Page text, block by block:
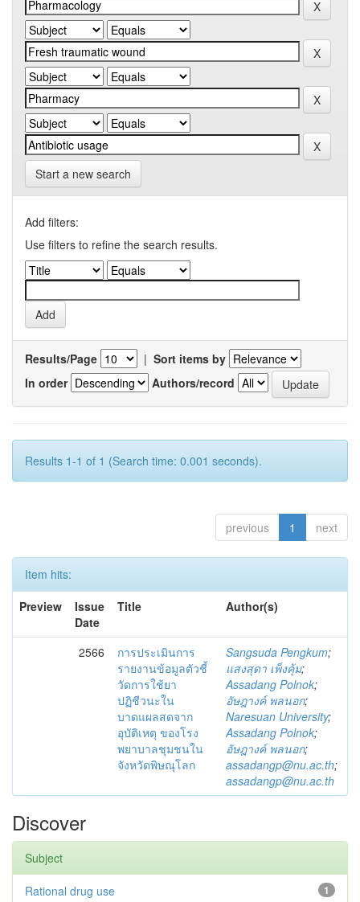
Start a new search
Add filters:
Use filters to refine the search results.
Results/Page | Sort items by
In order
Authors/record
Results 1-1 of 1 (Search time: 0.001 seconds).
previous 1 next
Item hits:
Preview
Issue
Date
Title Author(s)
2566
การประเมินการ
รายงานข้อมูลตัวชี้
วัดการใช้ยา
ปฏิชีวนะใน
บาดแผลสดจาก
อุบัติเหตุ ของโรง
พยาบาลชุมชนใน
จังหวัดพิษณุโลก
Sangsuda Pengkum;
แสงสุดา เพ็งคุ้ม;
Assadang Polnok;
อัษฎางค์ พลนอก;
Naresuan University;
Assadang Polnok;
อัษฎางค์ พลนอก;
assadangp@nu.ac.th;
assadangp@nu.ac.th
Discover
Subject
1
Rational drug use